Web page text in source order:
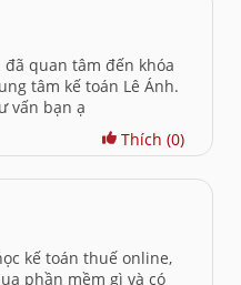
đã quan tâm đến khóa
tâm kế toán Lê Ánh.
vấn bạn ạ
Thích (0)
kế toán thuế online,
phần mềm gì và có